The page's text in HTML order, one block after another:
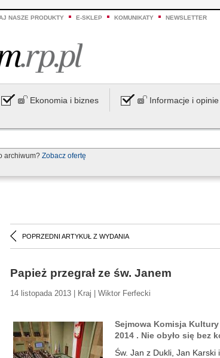
NASZE PRODUKTY E-SKLEP KOMUNIKATY NEWSLETTER
Ekonomia i biznes Informacje i opinie
archiwum? Zobacz ofertę
POPRZEDNI ARTYKUŁ Z WYDANIA
Papież przegrał ze św. Janem
14 listopada 2013 | Kraj | Wiktor Ferfecki
Sejmowa Komisja
2014 . Nie obyło się bez
Św. Jan z Dukli, Jan Karski